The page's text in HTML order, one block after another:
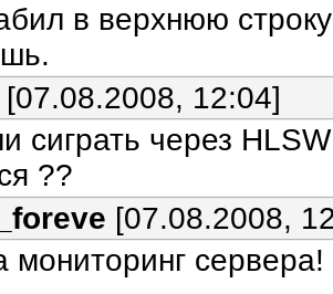
в верхнюю
[07.08.2008, 12:04]
сиграть через
??
[07.08.2008,
мониторинг сервера!